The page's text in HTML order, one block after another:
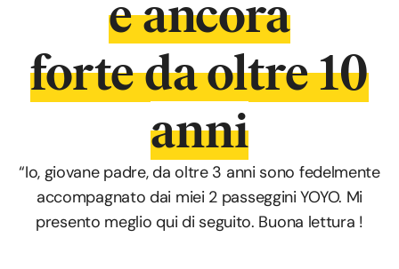
e ancora
forte da oltre 10
anni
“Io, giovane padre, da oltre 3 anni sono fedelmente
accompagnato dai miei 2 passeggini YOYO. Mi
presento meglio qui di seguito. Buona lettura !